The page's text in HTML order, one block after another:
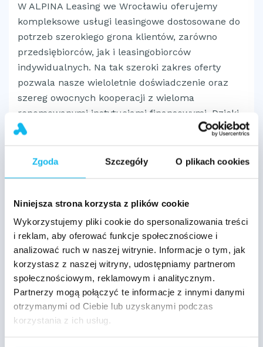
Zgoda Szczegóły O plikach cookies
Niniejsza strona korzysta z plików cookie
Wykorzystujemy pliki cookie do spersonalizowania treści
i reklam, aby oferować funkcje społecznościowe i
analizować ruch w naszej witrynie. Informacje o tym, jak
korzystasz z naszej witryny, udostępniamy partnerom
społecznościowym, reklamowym i analitycznym.
Partnerzy mogą połączyć te informacje z innymi danymi
otrzymanymi od Ciebie lub uzyskanymi podczas
korzystania z ich usług.
W ALPINA Leasing we Wrocławiu oferujemy
kompleksowe usługi leasingowe dostosowane do
potrzeb szerokiego grona klientów, zarówno
przedsiębiorców, jak i leasingobiorców
indywidualnych. Na tak szeroki zakres oferty
pozwala nasze wieloletnie doświadczenie oraz
szereg owocnych kooperacji z wieloma
renomowanymi instytucjami finansowymi. Dzięki
temu tworzymy elastyczne rozwiązania, będące
Zajmujemy się wszystkimi aspektami procesu
pomoc w obsłudze posprzedażowej.
ALPINA Leasing Wrocław – samochody
nowe i używane
Leasing aut używanych i nowych do 3,5 t
Rozwiązanie idealne dla przedsiębiorstw
potrzebujących niezawodnych pojazdów do
codziennej pracy lub klientów
indywidualnych. Leasing auta jest jednym z